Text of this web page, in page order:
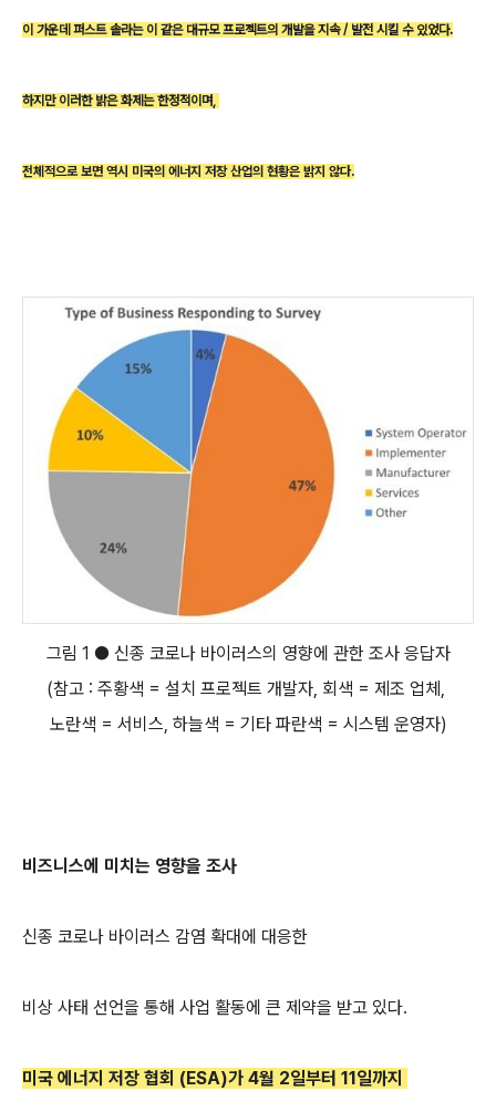
이 가운데 퍼스트 솔라는 이 같은 대규모 프로젝트의 개발을 지속 / 발전 시킬 수 있었다.
하지만 이러한 밝은 화제는 한정적이며,
전체적으로 보면 역시 미국의 에너지 저장 산업의 현황은 밝지 않다.
그림 1 ● 신종 코로나 바이러스의 영향에 관한 조사 응답자
(참고 : 주황색 = 설치 프로젝트 개발자, 회색 = 제조 업체,
노란색 = 서비스, 하늘색 = 기타 파란색 = 시스템 운영자)
비즈니스에 미치는 영향을 조사
신종 코로나 바이러스 감염 확대에 대응한
비상 사태 선언을 통해 사업 활동에 큰 제약을 받고 있다.
미국 에너지 저장 협회 (ESA)가 4월 2일부터 11 일까지